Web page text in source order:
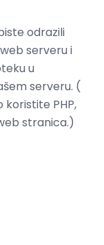
odrazili
serveru i
u
serveru. (
koristite PHP,
stranica.)